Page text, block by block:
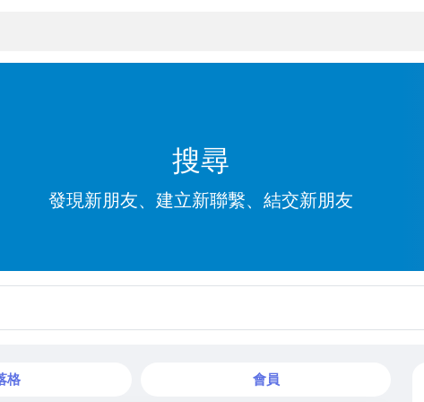
搜尋
發現新朋友、建立新聯繫、結交新朋友
格 會員